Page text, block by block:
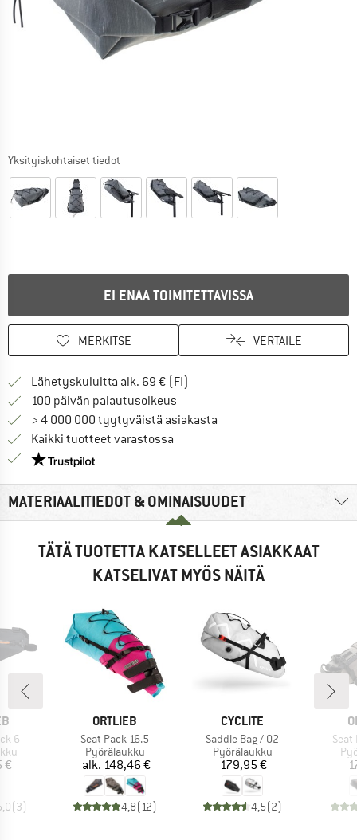
Yksityiskohtaiset tiedot
EI ENÄÄ TOIMITETTAVISSA
MERKITSE VERTAILE
Lähetyskuluitta alk. 69 € (FI)
100 päivän palautusoikeus
> 4 000 000 tyytyväistä asiakasta
Kaikki tuotteet varastossa
Meillä on Trustpilot -sertifiointi - lue lisää tästä!
MATERIAALITIEDOT & OMINAISUUDET
TÄTÄ TUOTETTA KATSELLEET ASIAKKAAT
KATSELIVAT MYÖS NÄITÄ
6
€
(3)
MERKKI
ORTLIEB
Tuote
Seat-Pack 16.5
Tuoteryhmä
Pyörälaukku
Hinta
alk. 148,46 €
4,8(12)
MERKKI
CYCLITE
Tuote
Saddle Bag / 02
Tuoteryhmä
Pyörälaukku
Hinta
179,95 €
4,5(2)
Tuote